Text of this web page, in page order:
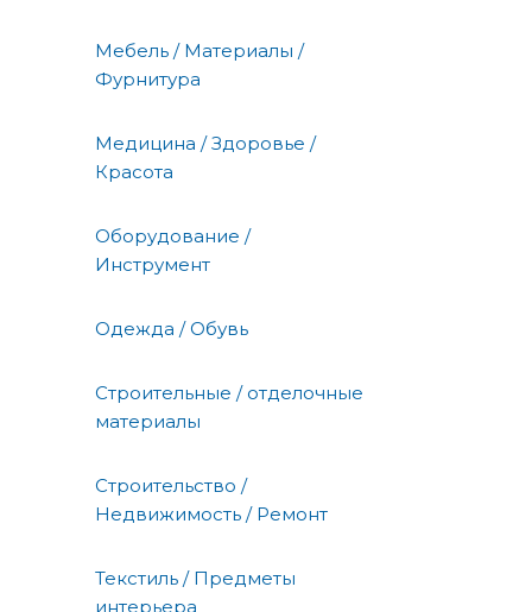
Мебель / Материалы /
Фурнитура
Медицина / Здоровье /
Красота
Оборудование /
Инструмент
Одежда / Обувь
Строительные / отделочные
материалы
Строительство /
Недвижимость / Ремонт
Текстиль / Предметы
интерьера